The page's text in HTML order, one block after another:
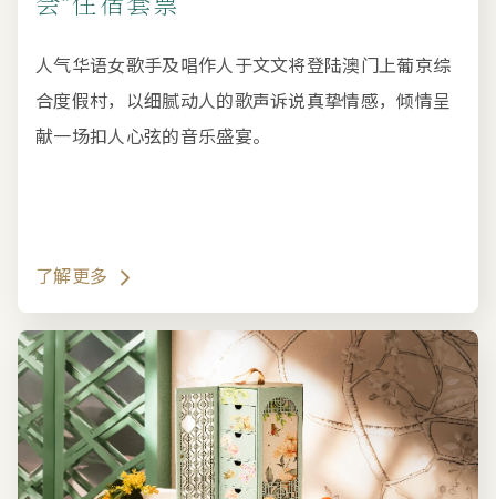
会”住宿套票
人气华语女歌手及唱作人于文文将登陆澳门上葡京综
合度假村，以细腻动人的歌声诉说真挚情感，倾情呈
献一场扣人心弦的音乐盛宴。
了解更多